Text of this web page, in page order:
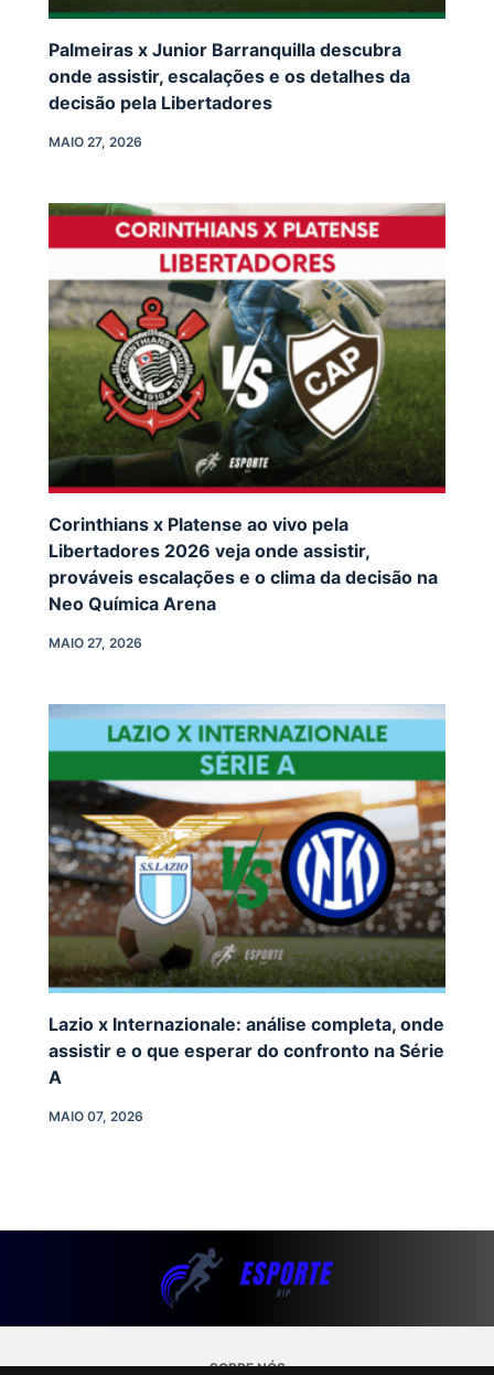
Palmeiras x Junior Barranquilla descubra
onde assistir, escalações e os detalhes da
decisão pela Libertadores
MAIO 27, 2026
Corinthians x Platense ao vivo pela
Libertadores 2026 veja onde assistir,
prováveis escalações e o clima da decisão na
Neo Química Arena
MAIO 27, 2026
Lazio x Internazionale: análise completa, onde
assistir e o que esperar do confronto na Série
A
MAIO 07, 2026
SOBRE NÓS